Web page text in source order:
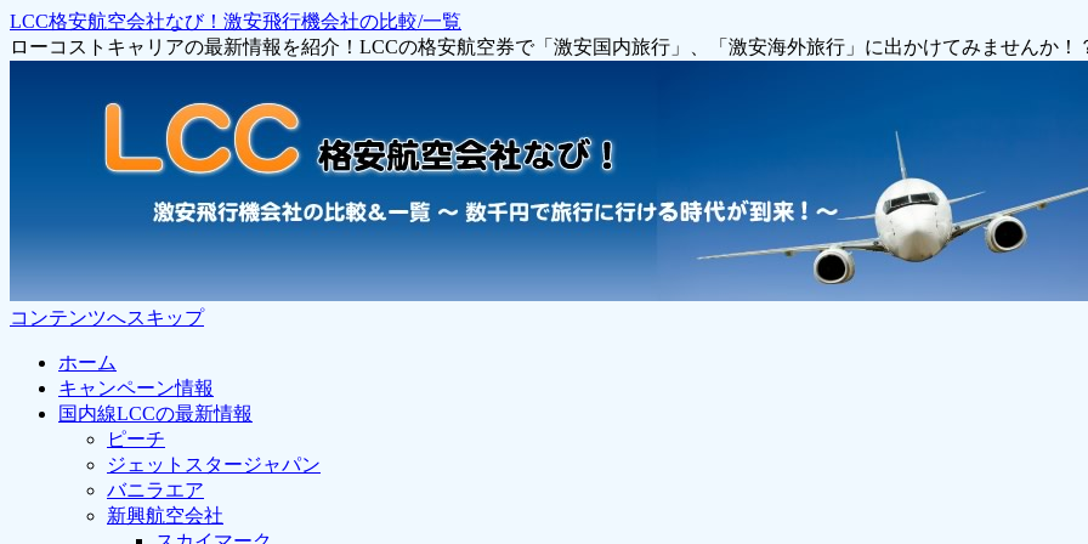
LCC格安航空会社なび！激安飛行機会社の比較/一覧
ローコストキャリアの最新情報を紹介！LCCの格安航空券で「激安国内旅行」、「激安海外旅行」に出かけてみませんか！
コンテンツへスキップ
ホーム
キャンペーン情報
国内線LCCの最新情報
ピーチ
ジェットスタージャパン
バニラエア
新興航空会社